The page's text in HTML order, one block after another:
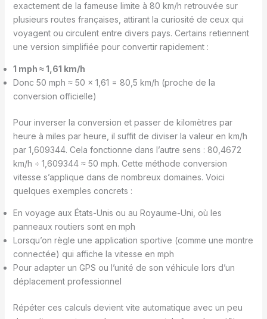
exactement de la fameuse limite à 80 km/h retrouvée sur
plusieurs routes françaises, attirant la curiosité de ceux qui
voyagent ou circulent entre divers pays. Certains retiennent
une version simplifiée pour convertir rapidement :
1 mph ≈ 1,61 km/h
Donc 50 mph ≈ 50 x 1,61 = 80,5 km/h (proche de la
conversion officielle)
Pour inverser la conversion et passer de kilomètres par
heure à miles par heure, il suffit de diviser la valeur en km/h
par 1,609344. Cela fonctionne dans l’autre sens : 80,4672
km/h ÷ 1,609344 ≈ 50 mph. Cette méthode conversion
vitesse s’applique dans de nombreux domaines. Voici
quelques exemples concrets :
En voyage aux États-Unis ou au Royaume-Uni, où les
panneaux routiers sont en mph
Lorsqu’on règle une application sportive (comme une montre
connectée) qui affiche la vitesse en mph
Pour adapter un GPS ou l’unité de son véhicule lors d’un
déplacement professionnel
Répéter ces calculs devient vite automatique avec un peu